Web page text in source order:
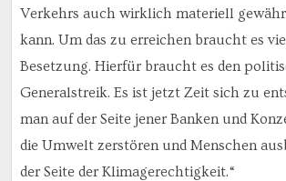
Verkehrs auch wirklich materiell
kann. Um das zu erreichen braucht es
Besetzung. Hierfür braucht es den
Generalstreik. Es ist jetzt Zeit sich zu
man auf der Seite jener Banken und
die Umwelt zerstören und Menschen
der Seite der Klimagerechtigkeit.“